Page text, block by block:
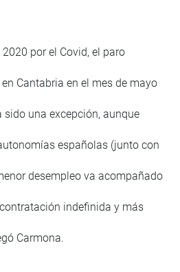
por el Covid, el paro
Cantabria en el mes de mayo
una excepción, aunque
españolas (junto con
desempleo va acompañado
indefinida y más
Carmona.